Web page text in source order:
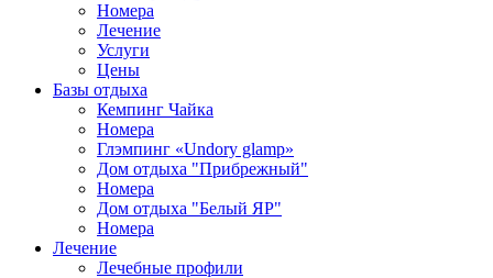
Номера
Лечение
Услуги
Цены
Базы отдыха
Кемпинг Чайка
Номера
Глэмпинг «Undory glamp»
Дом отдыха "Прибрежный"
Номера
Дом отдыха "Белый ЯР"
Номера
Лечение
Лечебные профили